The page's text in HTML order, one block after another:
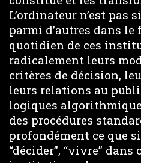
L’ordinateur n’est
parmi d’autres dans
quotidien de ces
radicalement leurs
critères de décision,
leurs relations au
logiques
des procédures
profondément ce que
“décider”, “vivre” dans